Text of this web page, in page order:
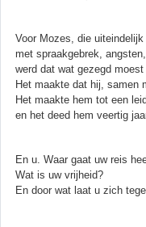
Voor Mozes, die uiteindelijk
met spraakgebrek,
werd dat wat gezegd
Het maakte dat hij, samen
Het maakte hem tot een
en het deed hem veertig
En u. Waar gaat uw reis
Wat is uw vrijheid?
En door wat laat u zich